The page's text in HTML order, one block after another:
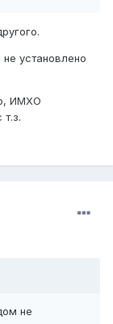
установлено
ИМХО
не